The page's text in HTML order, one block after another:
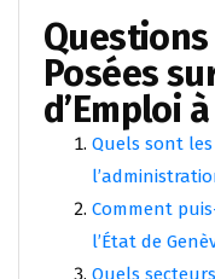
Posées
d’Emploi
Quels sont
Comment
l’État de
Quels